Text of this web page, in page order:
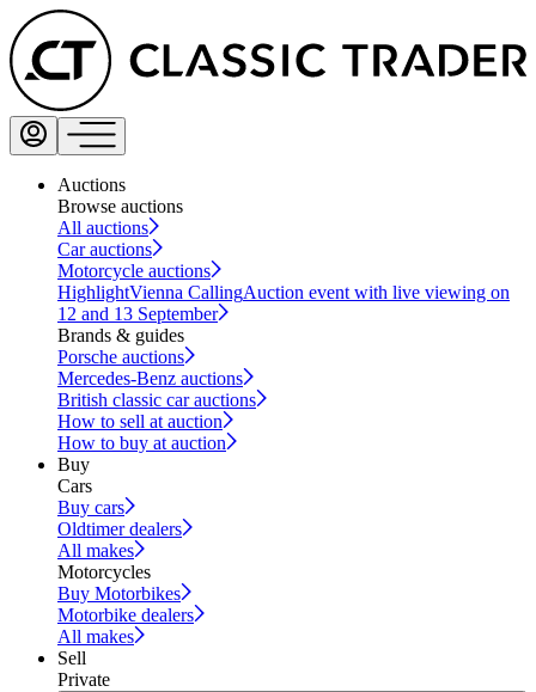
Auctions
Browse auctions
All auctions
Car auctions
Motorcycle auctions
HighlightVienna CallingAuction event with live viewing on
12 and 13 September
Brands & guides
Porsche auctions
Mercedes-Benz auctions
British classic car auctions
How to sell at auction
How to buy at auction
Buy
Cars
Buy cars
Oldtimer dealers
All makes
Motorcycles
Buy Motorbikes
Motorbike dealers
All makes
Sell
Private